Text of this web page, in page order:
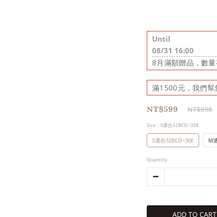
Until
08/31 16:00
8月滿額贈品，數
滿1500元，我們
NT$599 NT$898
Size : S適合32BCD~30E
S適合32BCD~30E M
Quantity
ADD TO CART